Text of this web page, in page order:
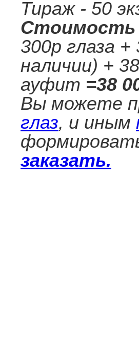
Тираж - 50
Стоимость
300р глаза
наличии) +
ауфит =38
Вы можете
глаз, и иным
заказать.